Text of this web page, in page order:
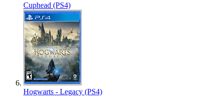
Cuphead (PS4)
Hogwarts - Legacy (PS4)